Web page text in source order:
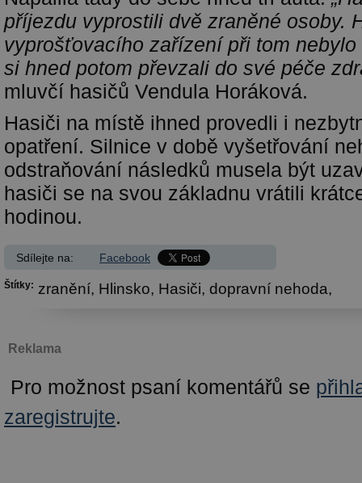
příjezdu vyprostili dvě zraněné osoby.
vyprošťovacího zařízení při tom nebylo
si hned potom převzali do své péče
mluvčí hasičů Vendula Horáková.
Hasiči na místě ihned provedli i
opatření. Silnice v době vyšetřování
odstraňování následků musela být
hasiči se na svou základnu vrátili
hodinou.
Sdílejte na: Facebook
Štítky: zranění, Hlinsko, Hasiči, dopravní nehoda,
Reklama
Pro možnost psaní komentářů se
zaregistrujte.